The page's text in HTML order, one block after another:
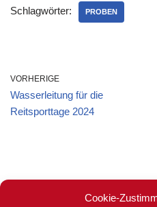
Cookie-
Schlagwörter: PROBEN
VORHERIGE
Wasserleitung für die
Reitsporttage 2024